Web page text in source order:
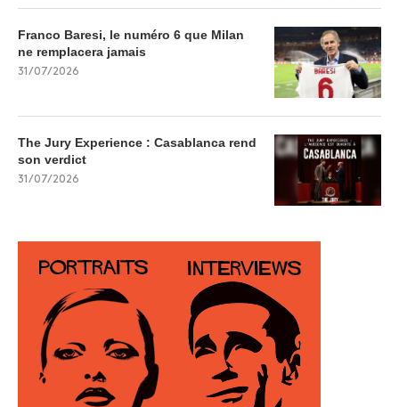
Franco Baresi, le numéro 6 que Milan
ne remplacera jamais
31/07/2026
The Jury Experience : Casablanca rend
son verdict
31/07/2026